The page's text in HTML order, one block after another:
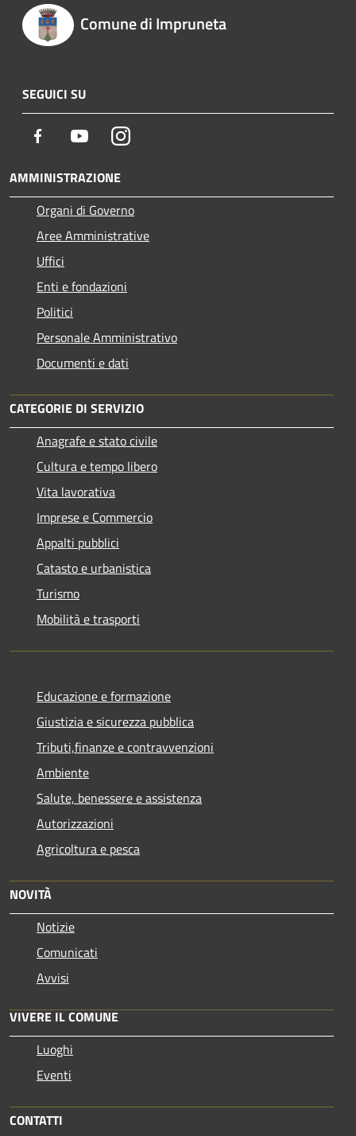
Comune di Impruneta
SEGUICI SU
Facebook YoutubeInstagram
AMMINISTRAZIONE
Organi di Governo
Aree Amministrative
Uffici
Enti e fondazioni
Politici
Personale Amministrativo
Documenti e dati
CATEGORIE DI SERVIZIO
Anagrafe e stato civile
Cultura e tempo libero
Vita lavorativa
Imprese e Commercio
Appalti pubblici
Catasto e urbanistica
Turismo
Mobilità e trasporti
Educazione e formazione
Giustizia e sicurezza pubblica
Tributi,finanze e contravvenzioni
Ambiente
Salute, benessere e assistenza
Autorizzazioni
Agricoltura e pesca
NOVITÀ
Notizie
Comunicati
Avvisi
VIVERE IL COMUNE
Luoghi
Eventi
CONTATTI